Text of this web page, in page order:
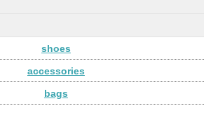
shoes
accessories
bags